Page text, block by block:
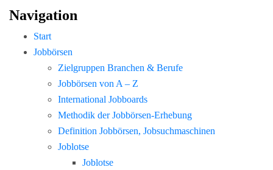
Navigation
Start
Jobbörsen
Zielgruppen Branchen & Berufe
Jobbörsen von A – Z
International Jobboards
Methodik der Jobbörsen-Erhebung
Definition Jobbörsen, Jobsuchmaschinen
Joblotse
Joblotse